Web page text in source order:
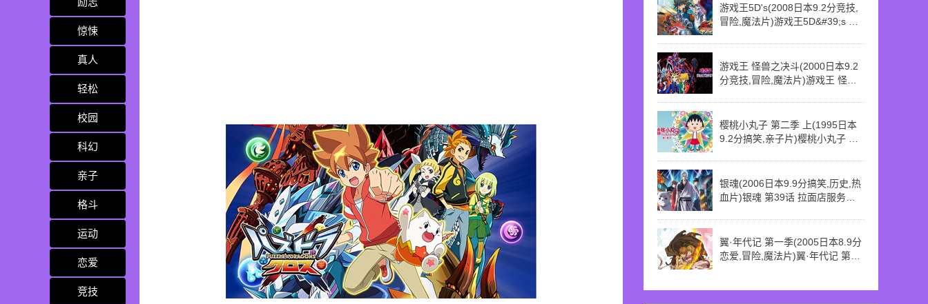
惊悚
真人
轻松
校园
科幻
亲子
格斗
运动
恋爱
竞技
游戏王5D's(2008日本9.2分竞技,
冒险,魔法片)游戏王5D&#39;s 第
游戏王 怪兽之决斗(2000日本9.2
分竞技,冒险,魔法片)游戏王 怪兽
樱桃小丸子 第二季 上(1995日本
9.2分搞笑,亲子片)樱桃小丸子 第
银魂(2006日本9.9分搞笑,历史,热
血片)银魂 第39话 拉面店服务员
翼·年代记 第一季(2005日本8.9分
恋爱,冒险,魔法片)翼·年代记 第一